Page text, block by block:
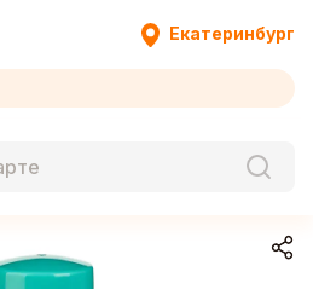
Екатеринбург